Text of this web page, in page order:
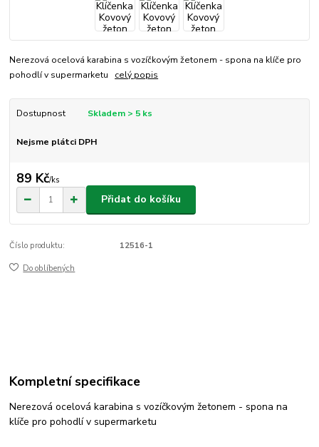
Nerezová ocelová karabina s vozíčkovým žetonem - spona na klíče pro
pohodlí v supermarketu celý popis
Dostupnost Skladem > 5 ks
Nejsme plátci DPH
89 Kč/ks
Přidat do košíku
Číslo produktu: 12516-1
Do oblíbených
Kompletní specifikace
Nerezová ocelová karabina s vozíčkovým žetonem - spona na
klíče pro pohodlí v supermarketu